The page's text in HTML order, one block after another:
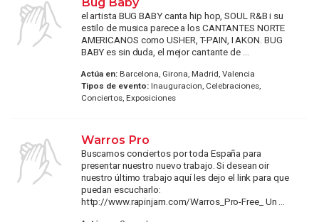
el artista BUG BABY canta hip hop, SOUL R&B i su
estilo de musica parece a los CANTANTES NORTE
AMERICANOS como USHER, T-PAIN, I AKON. BUG
BABY es sin duda, el mejor cantante de ...
Actúa en:Barcelona, Girona, Madrid, Valencia
Tipos de evento:Inauguracion, Celebraciones,
Conciertos, Exposiciones
Warros Pro
Buscamos conciertos por toda España para
presentar nuestro nuevo trabajo. Si desean oir
nuestro último trabajo aquí les dejo el link para que
puedan escucharlo:
http://www.rapinjam.com/Warros_Pro-Free_ Un ...